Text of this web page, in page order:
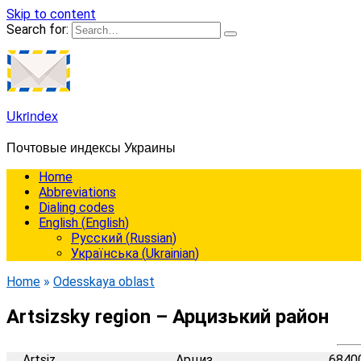
Skip to content
Search for:
Ukrindex
Почтовые индексы Украины
Home
Abbreviations
Dialing codes
English (English)
Русский (Russian)
Українська (Ukrainian)
Home » Odesskaya oblast
Artsizsky region – Арцизький район